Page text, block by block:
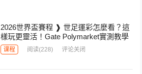
2026世界盃賽程 ❱ 世足運彩怎麼看？這
樣玩更靈活！Gate Polymarket實測教學
课程 阅读(228) 评论关闭